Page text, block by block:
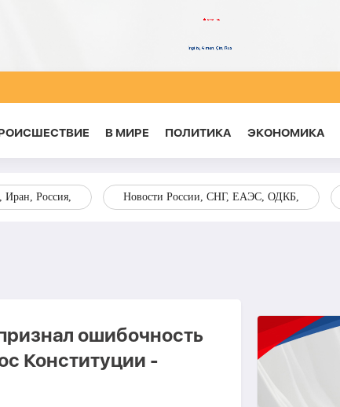
В МИРЕ ПОЛИТИКА ЭКОНОМИКА
Россия, Новости России, СНГ, ЕАЭС, ОДКБ,
ошибочность
Конституции -